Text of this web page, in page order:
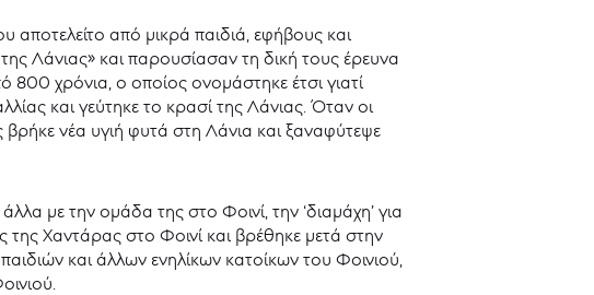
από μικρά παιδιά, εφήβους και
Λάνιας» και παρουσίασαν τη δική τους έρευνα
χρόνια, ο οποίος ονομάστηκε έτσι γιατί
και γεύτηκε το κρασί της Λάνιας. Όταν οι
νέα υγιή φυτά στη Λάνια και ξαναφύτεψε
με την ομάδα της στο Φοινί, την ‘διαμάχη’ για
Χαντάρας στο Φοινί και βρέθηκε μετά στην
και άλλων ενηλίκων κατοίκων του Φοινιού,